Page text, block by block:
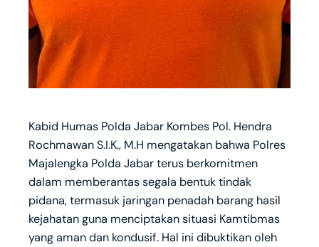
Kabid Humas Polda Jabar Kombes Pol. Hendra
Rochmawan S.I.K., M.H mengatakan bahwa Polres
Majalengka Polda Jabar terus berkomitmen
dalam memberantas segala bentuk tindak
pidana, termasuk jaringan penadah barang hasil
kejahatan guna menciptakan situasi Kamtibmas
yang aman dan kondusif. Hal ini dibuktikan oleh